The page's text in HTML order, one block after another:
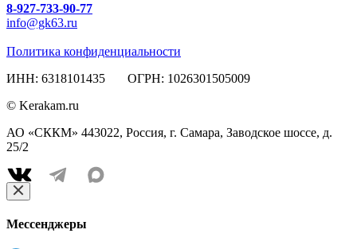
8-927-733-90-77
info@gk63.ru
Политика конфиденциальности
ИНН: 6318101435 ОГРН: 1026301505009
© Kerakam.ru
АО «СККМ» 443022, Россия, г. Самара, Заводское шоссе, д.
25/2
Мессенджеры